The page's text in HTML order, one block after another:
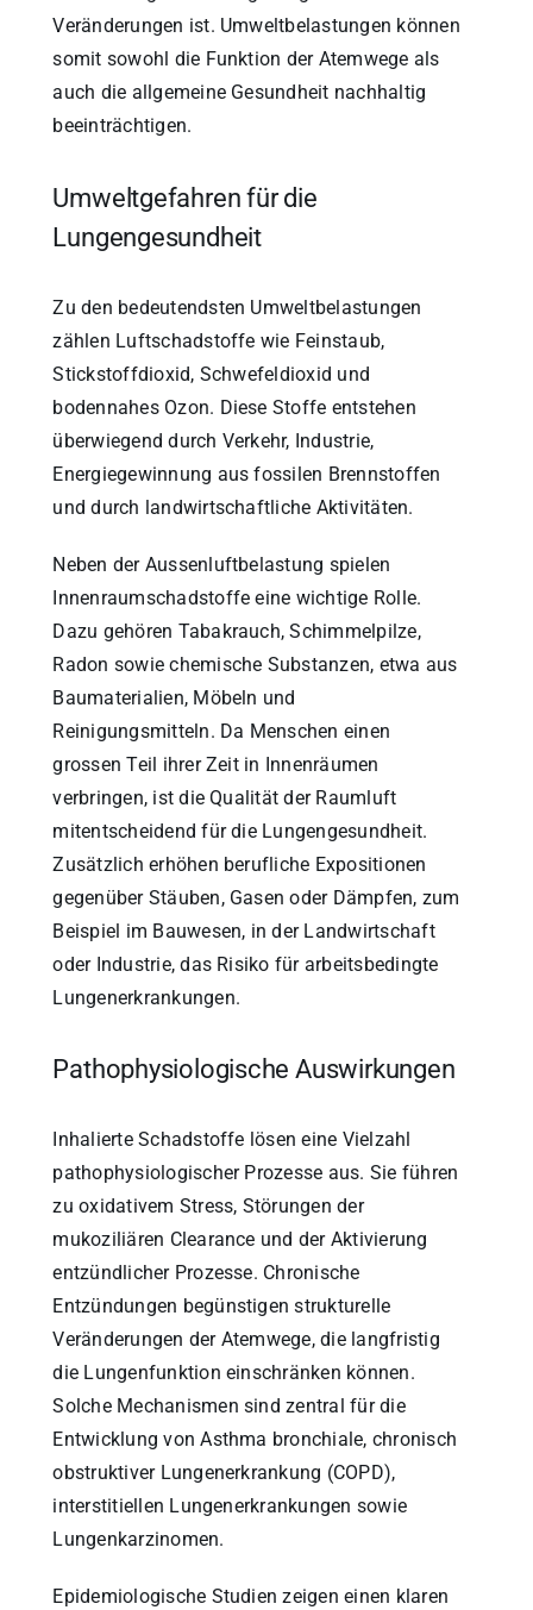
Veränderungen ist. Umweltbelastungen können
somit sowohl die Funktion der Atemwege als
auch die allgemeine Gesundheit nachhaltig
beeinträchtigen.
Umweltgefahren für die
Lungengesundheit
Zu den bedeutendsten Umweltbelastungen
zählen Luftschadstoffe wie Feinstaub,
Stickstoffdioxid, Schwefeldioxid und
bodennahes Ozon. Diese Stoffe entstehen
überwiegend durch Verkehr, Industrie,
Energiegewinnung aus fossilen Brennstoffen
und durch landwirtschaftliche Aktivitäten.
Neben der Aussenluftbelastung spielen
Innenraumschadstoffe eine wichtige Rolle.
Dazu gehören Tabakrauch, Schimmelpilze,
Radon sowie chemische Substanzen, etwa aus
Baumaterialien, Möbeln und
Reinigungsmitteln. Da Menschen einen
grossen Teil ihrer Zeit in Innenräumen
verbringen, ist die Qualität der Raumluft
mitentscheidend für die Lungengesundheit.
Zusätzlich erhöhen berufliche Expositionen
gegenüber Stäuben, Gasen oder Dämpfen, zum
Beispiel im Bauwesen, in der Landwirtschaft
oder Industrie, das Risiko für arbeitsbedingte
Lungenerkrankungen.
Pathophysiologische Auswirkungen
Inhalierte Schadstoffe lösen eine Vielzahl
pathophysiologischer Prozesse aus. Sie führen
zu oxidativem Stress, Störungen der
mukoziliären Clearance und der Aktivierung
entzündlicher Prozesse. Chronische
Entzündungen begünstigen strukturelle
Veränderungen der Atemwege, die langfristig
die Lungenfunktion einschränken können.
Solche Mechanismen sind zentral für die
Entwicklung von Asthma bronchiale, chronisch
obstruktiver Lungenerkrankung (COPD),
interstitiellen Lungenerkrankungen sowie
Lungenkarzinomen.
Epidemiologische Studien zeigen einen klaren